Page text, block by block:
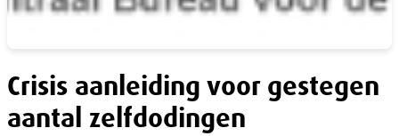
Crisis aanleiding voor gestegen
aantal zelfdodingen